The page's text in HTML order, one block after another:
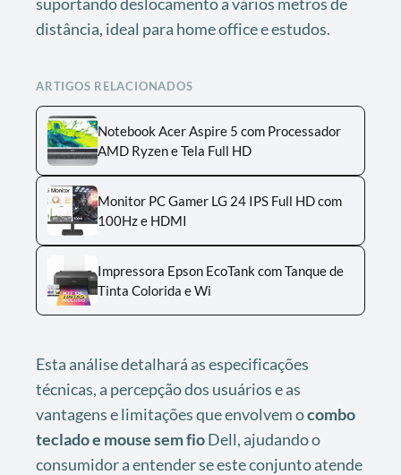
distância, ideal para home office e estudos.
ARTIGOS RELACIONADOS
Notebook Acer Aspire 5 com Processador
AMD Ryzen e Tela Full HD
Monitor PC Gamer LG 24 IPS Full HD com
100Hz e HDMI
Impressora Epson EcoTank com Tanque de
Tinta Colorida e Wi
Esta análise detalhará as especificações
técnicas, a percepção dos usuários e as
vantagens e limitações que envolvem ocombo
teclado e mouse sem fioDell, ajudando o
consumidor a entender se este conjunto atende